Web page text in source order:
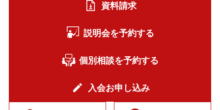
資料請求
説明会を予約する
個別相談を予約する
入会お申し込み